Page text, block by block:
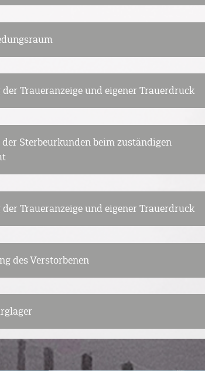
der Traueranzeige und eigener Trauerdruck
der Sterbeurkunden beim zuständigen
der Traueranzeige und eigener Trauerdruck
des Verstorbenen